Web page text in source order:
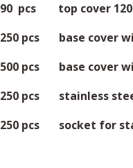
90 pcs top cover 120
250 pcs base cover
500 pcs base cover
250 pcs stainless
250 pcs socket for